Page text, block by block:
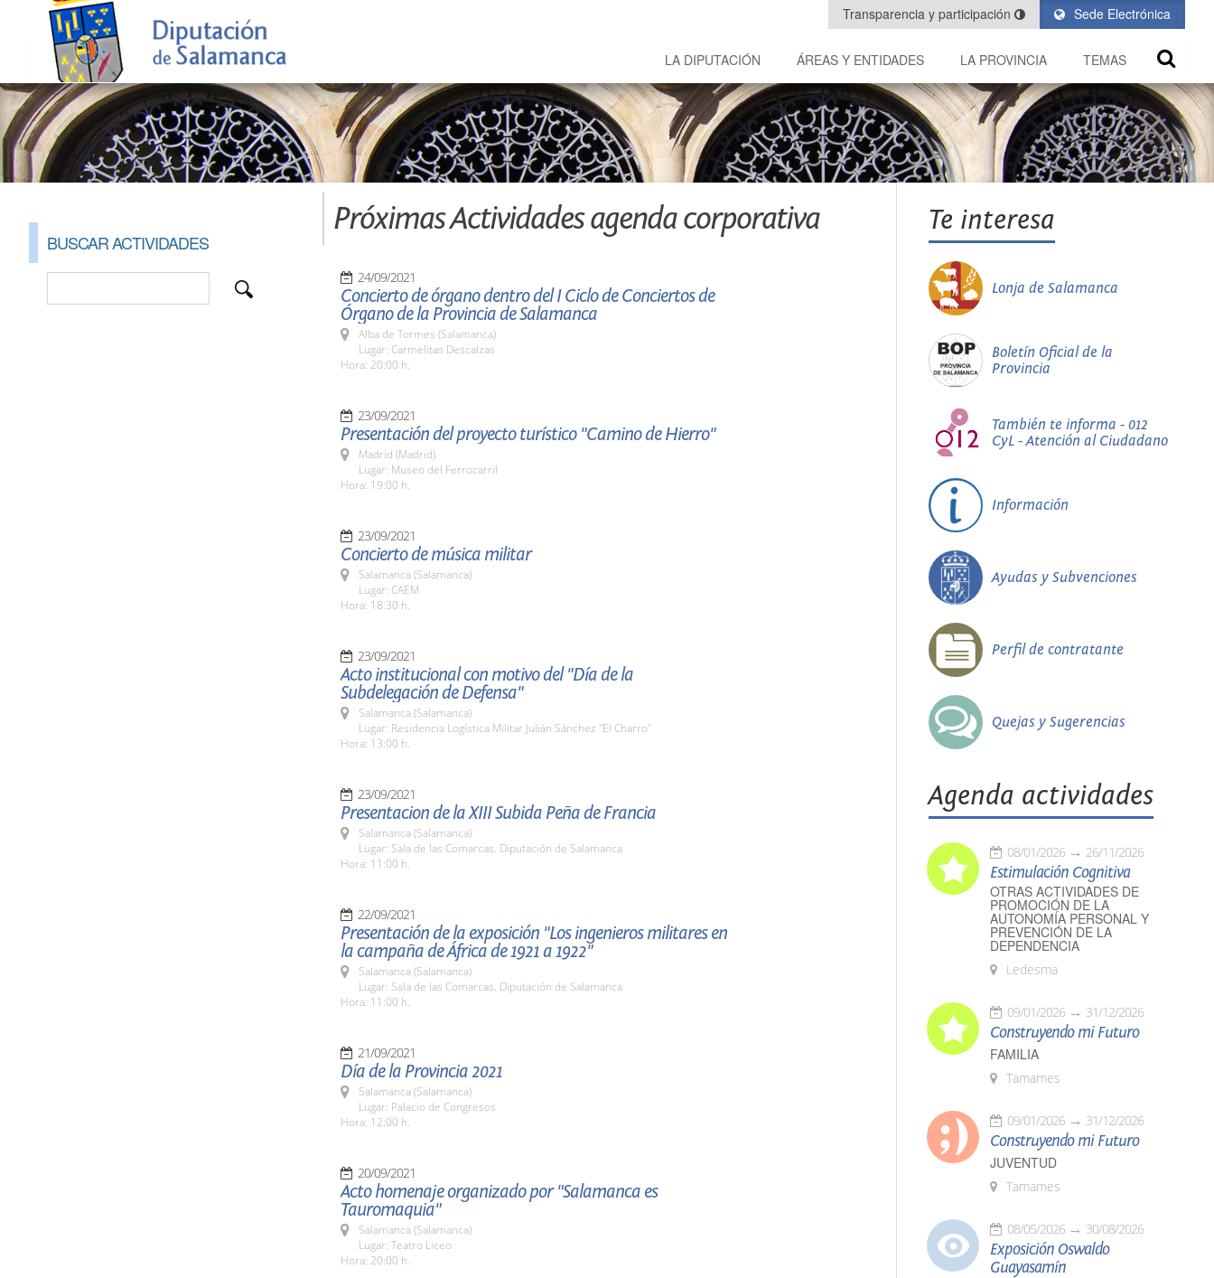
Sede Electrónica
Transparencia y participación
LA DIPUTACIÓN ÁREAS Y ENTIDADES LA PROVINCIA TEMAS
BUSCAR ACTIVIDADES
Próximas Actividades agenda corporativa
24/09/2021
Concierto de órgano dentro del I Ciclo de Conciertos de
Órgano de la Provincia de Salamanca
Alba de Tormes (Salamanca)
Lugar: Carmelitas Descalzas
Hora: 20:00 h.
23/09/2021
Presentación del proyecto turístico "Camino de Hierro"
Madrid (Madrid)
Lugar: Museo del Ferrocarril
Hora: 19:00 h.
23/09/2021
Concierto de música militar
Salamanca (Salamanca)
Lugar: CAEM
Hora: 18:30 h.
23/09/2021
Acto institucional con motivo del "Día de la
Subdelegación de Defensa"
Salamanca (Salamanca)
Lugar: Residencia Logística Militar Julián Sánchez "El Charro"
Hora: 13:00 h.
23/09/2021
Presentacion de la XIII Subida Peña de Francia
Salamanca (Salamanca)
Lugar: Sala de las Comarcas. Diputación de Salamanca
Hora: 11:00 h.
22/09/2021
Presentación de la exposición "Los ingenieros militares en
la campaña de África de 1921 a 1922"
Salamanca (Salamanca)
Lugar: Sala de las Comarcas. Diputación de Salamanca
Hora: 11:00 h.
21/09/2021
Día de la Provincia 2021
Salamanca (Salamanca)
Lugar: Palacio de Congresos
Hora: 12:00 h.
20/09/2021
Acto homenaje organizado por "Salamanca es
Tauromaquia"
Salamanca (Salamanca)
Lugar: Teatro Liceo
Hora: 20:00 h.
Te interesa
Lonja de Salamanca
Boletín Oficial de la
Provincia
También te informa - 012
CyL - Atención al Ciudadano
Información
Ayudas y Subvenciones
Perfil de contratante
Quejas y Sugerencias
Agenda actividades
08/01/2026 26/11/2026
Estimulación Cognitiva
OTRAS ACTIVIDADES DE
PROMOCIÓN DE LA
AUTONOMÍA PERSONAL Y
PREVENCIÓN DE LA
DEPENDENCIA
Ledesma
09/01/2026 31/12/2026
Construyendo mi Futuro
FAMILIA
Tamames
09/01/2026 31/12/2026
Construyendo mi Futuro
JUVENTUD
Tamames
08/05/2026 30/08/2026
Exposición Oswaldo
Guayasamín